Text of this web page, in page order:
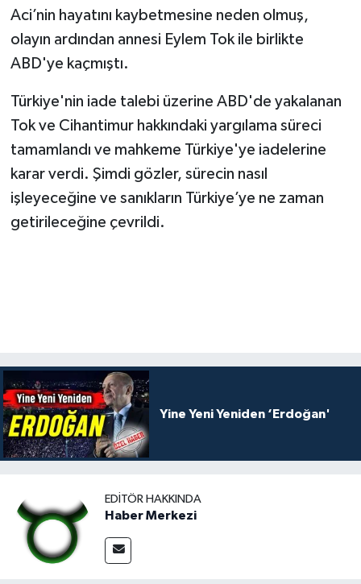
Aci’nin hayatını kaybetmesine neden olmuş,
olayın ardından annesi Eylem Tok ile birlikte
ABD'ye kaçmıştı.
Türkiye'nin iade talebi üzerine ABD'de yakalanan
Tok ve Cihantimur hakkındaki yargılama süreci
tamamlandı ve mahkeme Türkiye'ye iadelerine
karar verdi. Şimdi gözler, sürecin nasıl
işleyeceğine ve sanıkların Türkiye’ye ne zaman
getirileceğine çevrildi.
Yine Yeni Yeniden ‘Erdoğan'
EDITÖR HAKKINDA
Haber Merkezi